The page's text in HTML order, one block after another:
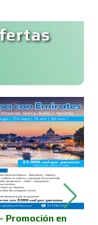
Promoción en